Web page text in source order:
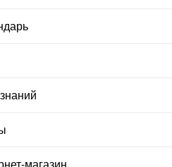
магазин